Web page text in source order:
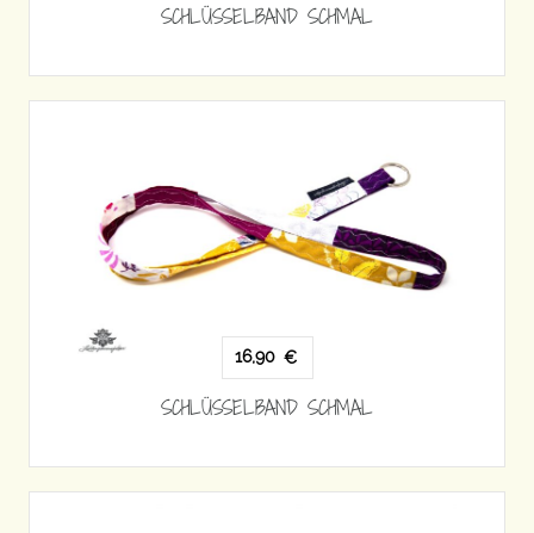
SCHLÜSSELBAND SCHMAL
16,90 €
SCHLÜSSELBAND SCHMAL